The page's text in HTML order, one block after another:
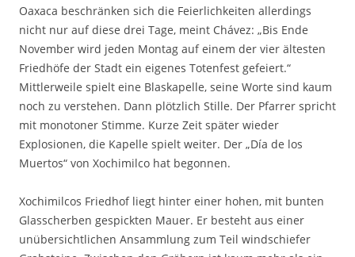
Oaxaca beschränken sich die Feierlichkeiten allerdings
nicht nur auf diese drei Tage, meint Chávez: „Bis Ende
November wird jeden Montag auf einem der vier ältesten
Friedhöfe der Stadt ein eigenes Totenfest gefeiert.“
Mittlerweile spielt eine Blaskapelle, seine Worte sind kaum
noch zu verstehen. Dann plötzlich Stille. Der Pfarrer spricht
mit monotoner Stimme. Kurze Zeit später wieder
Explosionen, die Kapelle spielt weiter. Der „Día de los
Muertos“ von Xochimilco hat begonnen.
Xochimilcos Friedhof liegt hinter einer hohen, mit bunten
Glasscherben gespickten Mauer. Er besteht aus einer
unübersichtlichen Ansammlung zum Teil windschiefer